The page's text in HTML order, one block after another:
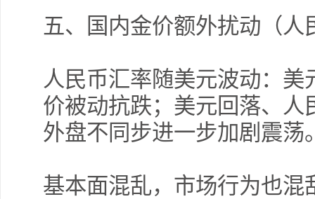
五、国内金价额外扰动（人
人民币汇率随美元波动：美
价被动抗跌；美元回落、
外盘不同步进一步加剧震荡
基本面混乱，市场行为也